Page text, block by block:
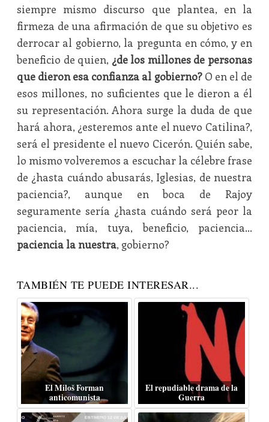
siempre mismo discurso que plantea, en la
firmeza de una afirmación de que su objetivo es
derrocar al gobierno, la pregunta en cómo, y en
beneficio de quien, ¿de los millones de personas
que dieron esa confianza al gobierno?O en el de
esos millones, no suficientes que le dieron a él
su representación. Ahora surge la duda de que
hará ahora, ¿esteremos ante el nuevo Catilina?,
será el presidente el nuevo Cicerón. Quién sabe,
lo mismo volveremos a escuchar la célebre frase
de ¿hasta cuándo abusarás, Iglesias, de nuestra
paciencia?, aunque en boca de Rajoy
seguramente sería ¿hasta cuándo será peor la
paciencia, mía, tuya, beneficio, paciencia…
paciencia la nuestra, gobierno?
TAMBIÉN TE PUEDE INTERESAR...
El Miloš Forman
anticomunista
El repudiable drama de la
Guerra